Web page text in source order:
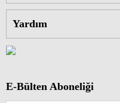
Yardım
E-Bülten Aboneliği